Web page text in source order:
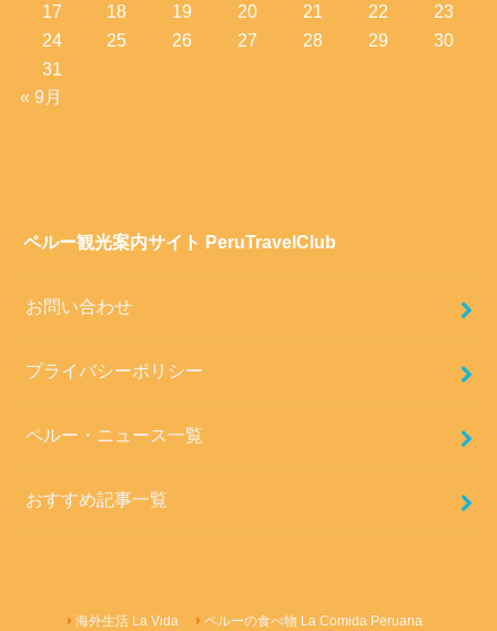
17
18 19 20 21 22
23
24
25 26 27 28 29
30
31
« 9月
ペルー観光案内サイト PeruTravelClub
お問い合わせ
プライバシーポリシー
ペルー・ニュース一覧
おすすめ記事一覧
海外生活 La Vida ペルーの食べ物 La Comida Peruana